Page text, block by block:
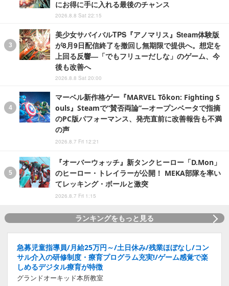
にお得に手に入れる最後のチャンス
2026.8.8 Sat 22:15
美少女サバイバルTPS『アノマリス』Steam体験版
が8月9日配信終了を撤回し無期限で提供へ。想定を
上回る反響―「でもフリューだしな」のゲーム、今
後も改善へ
2026.8.8 Sat 20:00
マーベル新作格ゲー『MARVEL Tōkon: Fighting S
ouls』Steamで“賛否両論”―オープンベータで指摘
のPC版パフォーマンス、発売直前に改善報告も不満
の声
2026.8.7 Fri 12:21
『オーバーウォッチ』新タンクヒーロー「D.Mon」
のヒーロー・トレイラーが公開！ MEKA部隊を率い
てレッキング・ボールと激突
2026.8.7 Fri 1:15
ランキングをもっと見る
急募児童指導員/月給25万円～/土日休み/残業ほぼなし/コン
サル介入の研修制度・療育プログラム充実!/ゲーム感覚で楽
しめるデジタル療育が特徴
グランドオーキッド本所教室